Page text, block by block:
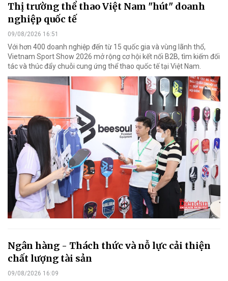
Thị trường thể thao Việt Nam "hút" doanh
nghiệp quốc tế
09/08/2026 16:51
Với hơn 400 doanh nghiệp đến từ 15 quốc gia và vùng lãnh thổ,
Vietnam Sport Show 2026 mở rộng cơ hội kết nối B2B, tìm kiếm đối
tác và thúc đẩy chuỗi cung ứng thể thao quốc tế tại Việt Nam.
Ngân hàng - Thách thức và nỗ lực cải thiện
chất lượng tài sản
09/08/2026 16:09